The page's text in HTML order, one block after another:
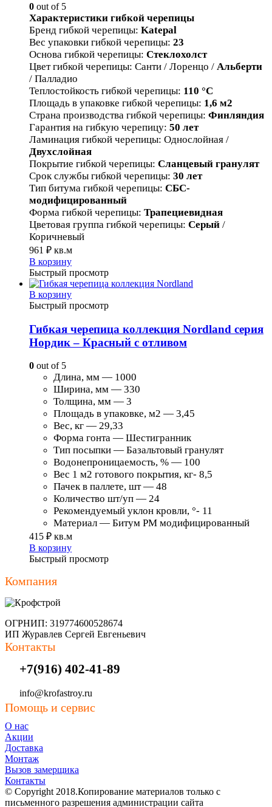
0 out of 5
Характеристики гибкой черепицы
Бренд гибкой черепицы: Katepal
Вес упаковки гибкой черепицы: 23
Основа гибкой черепицы: Стеклохолст
Цвет гибкой черепицы: Санти / Лоренцо / Альберти
/ Палладио
Теплостойкость гибкой черепицы: 110 °С
Площадь в упаковке гибкой черепицы: 1,6 м2
Страна производства гибкой черепицы: Финляндия
Гарантия на гибкую черепицу: 50 лет
Ламинация гибкой черепицы: Однослойная /
Двухслойная
Покрытие гибкой черепицы: Сланцевый гранулят
Срок службы гибкой черепицы: 30 лет
Тип битума гибкой черепицы: СБС-
модифицированный
Форма гибкой черепицы: Трапециевидная
Цветовая группа гибкой черепицы: Серый /
Коричневый
961 ₽ кв.м
В корзину
Быстрый просмотр
В корзину
Быстрый просмотр
Гибкая черепица коллекция Nordland серия
Нордик – Красный с отливом
0 out of 5
Длина, мм — 1000
Ширина, мм — 330
Толщина, мм — 3
Площадь в упаковке, м2 — 3,45
Вес, кг — 29,33
Форма гонта — Шестигранник
Тип посыпки — Базальтовый гранулят
Водонепроницаемость, % — 100
Вес 1 м2 готового покрытия, кг- 8,5
Пачек в паллете, шт — 48
Количество шт/уп — 24
Рекомендуемый уклон кровли, °- 11
Материал — Битум PM модифицированный
415 ₽ кв.м
В корзину
Быстрый просмотр
Компания
ОГРНИП: 319774600528674
ИП Журавлев Сергей Евгеньевич
Контакты
+7(916) 402-41-89
info@krofastroy.ru
Помощь и сервис
О нас
Акции
Доставка
Монтаж
Вызов замерщика
Контакты
© Copyright 2018.Копирование материалов только с
письменного разрешения администрации сайта